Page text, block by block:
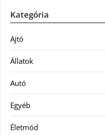
Kategória
Ajtó
Állatok
Autó
Egyéb
Életmód